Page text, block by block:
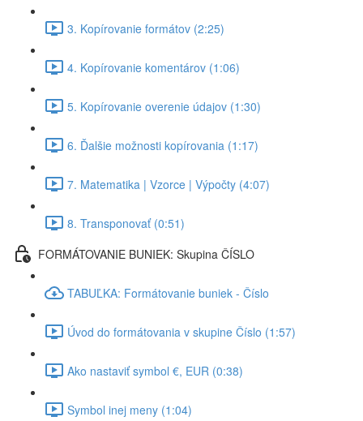
3. Kopírovanie formátov (2:25)
4. Kopírovanie komentárov (1:06)
5. Kopírovanie overenie údajov (1:30)
6. Ďalšie možnosti kopírovania (1:17)
7. Matematika | Vzorce | Výpočty (4:07)
8. Transponovať (0:51)
FORMÁTOVANIE BUNIEK: Skupina ČÍSLO
TABUĽKA: Formátovanie buniek - Číslo
Úvod do formátovania v skupine Číslo (1:57)
Ako nastaviť symbol €, EUR (0:38)
Symbol inej meny (1:04)